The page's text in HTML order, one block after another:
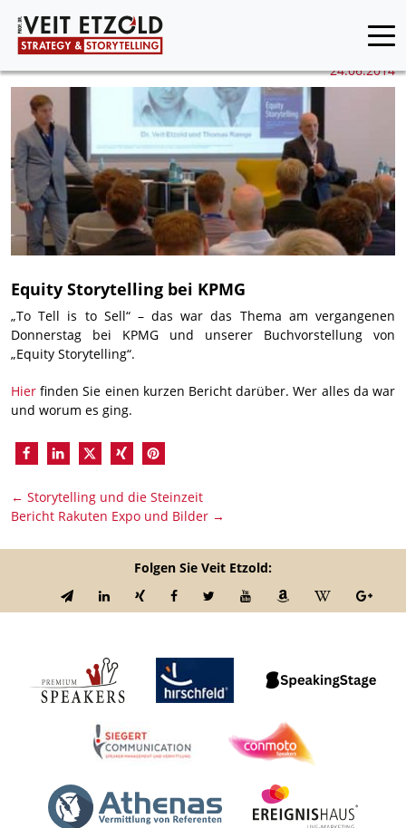
24.06.2014
Equity Storytelling bei KPMG
„To Tell is to Sell“ – das war das Thema am vergangenen
Donnerstag bei KPMG und unserer Buchvorstellung von
„Equity Storytelling“.
Hier finden Sie einen kurzen Bericht darüber. Wer alles da war
und worum es ging.
← Storytelling und die Steinzeit
Bericht Rakuten Expo und Bilder →
Folgen Sie Veit Etzold: